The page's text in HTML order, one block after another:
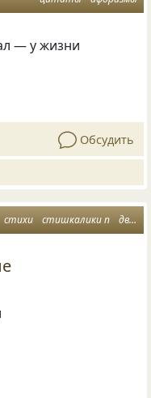
— у жизни
Обсудить
стихи стишкалики п две девятки